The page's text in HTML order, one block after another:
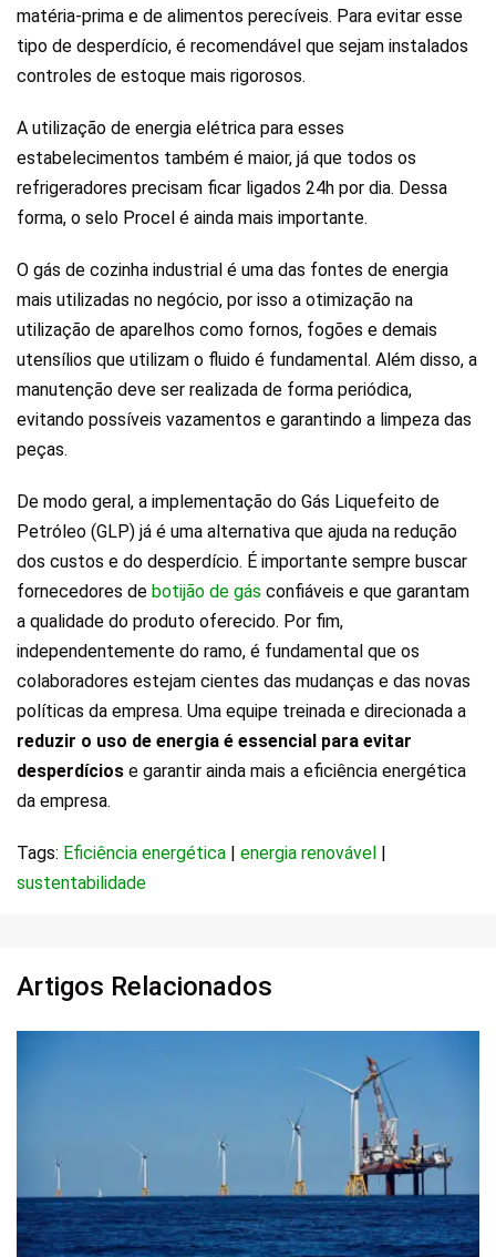
matéria-prima e de alimentos perecíveis. Para evitar esse
tipo de desperdício, é recomendável que sejam instalados
controles de estoque mais rigorosos.
A utilização de energia elétrica para esses
estabelecimentos também é maior, já que todos os
refrigeradores precisam ficar ligados 24h por dia. Dessa
forma, o selo Procel é ainda mais importante.
O gás de cozinha industrial é uma das fontes de energia
mais utilizadas no negócio, por isso a otimização na
utilização de aparelhos como fornos, fogões e demais
utensílios que utilizam o fluido é fundamental. Além disso, a
manutenção deve ser realizada de forma periódica,
evitando possíveis vazamentos e garantindo a limpeza das
peças.
De modo geral, a implementação do Gás Liquefeito de
Petróleo (GLP) já é uma alternativa que ajuda na redução
dos custos e do desperdício. É importante sempre buscar
fornecedores de botijão de gás confiáveis e que garantam
a qualidade do produto oferecido. Por fim,
independentemente do ramo, é fundamental que os
colaboradores estejam cientes das mudanças e das novas
políticas da empresa. Uma equipe treinada e direcionada a
reduzir o uso de energia é essencial para evitar
desperdícios e garantir ainda mais a eficiência energética
da empresa.
Tags: Eficiência energética | energia renovável |
sustentabilidade
Artigos Relacionados